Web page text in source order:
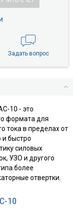
Задать вопрос
10 - это
формата для
тока в пределах от
и быстро
силовых
УЗО и другого
более
отвертки.
10